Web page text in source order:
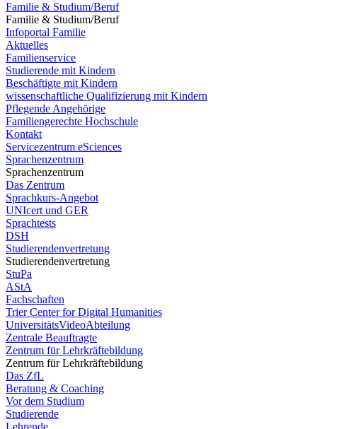
Familie & Studium/Beruf
Familie & Studium/Beruf
Infoportal Familie
Aktuelles
Familienservice
Studierende mit Kindern
Beschäftigte mit Kindern
wissenschaftliche Qualifizierung mit Kindern
Pflegende Angehörige
Familiengerechte Hochschule
Kontakt
Servicezentrum eSciences
Sprachenzentrum
Sprachenzentrum
Das Zentrum
Sprachkurs-Angebot
UNIcert und GER
Sprachtests
DSH
Studierendenvertretung
Studierendenvertretung
StuPa
AStA
Fachschaften
Trier Center for Digital Humanities
UniversitätsVideoAbteilung
Zentrale Beauftragte
Zentrum für Lehrkräftebildung
Zentrum für Lehrkräftebildung
Das ZfL
Beratung & Coaching
Vor dem Studium
Studierende
Lehrende